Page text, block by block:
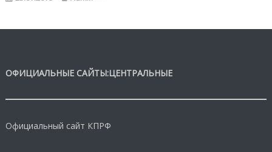
ОФИЦИАЛЬНЫЕ САЙТЫ:ЦЕНТРАЛЬНЫЕ
Официальный сайт КПРФ